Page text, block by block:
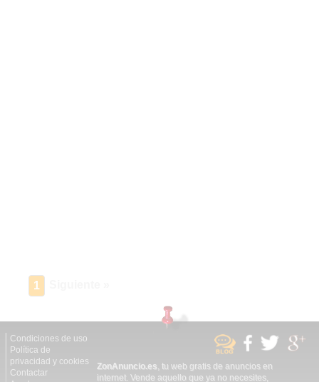
1
Condiciones de uso
Política de
privacidad y cookies
Contactar
ZonAnuncio.es, tu web gratis de anuncios en
internet. Vende aquello que ya no necesites,